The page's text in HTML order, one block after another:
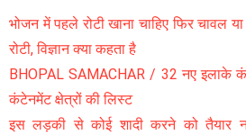
भोजन में पहले रोटी खाना चाहिए फिर चावल
रोटी, विज्ञान क्या कहता है
BHOPAL SAMACHAR / 32 नए इलाके
कंटेनमेंट क्षेत्रों की लिस्ट
इस लड़की से कोई शादी करने को तैयार